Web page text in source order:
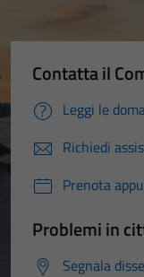
Contatta il
Leggi le
Richiedi
Prenota
Problemi in
Segnala